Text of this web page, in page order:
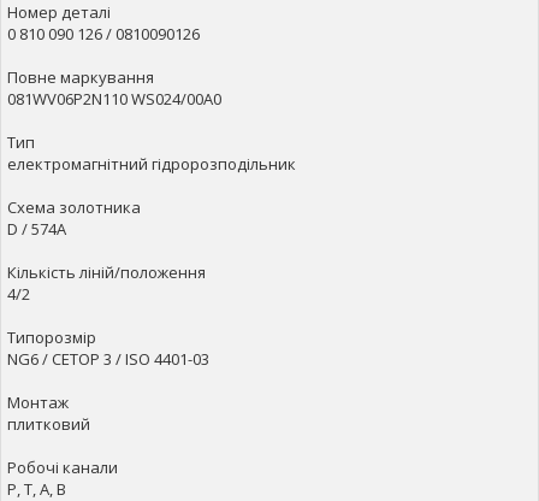
Номер деталі
0 810 090 126 / 0810090126
Повне маркування
081WV06P2N110 WS024/00A0
Тип
електромагнітний гідророзподільник
Схема золотника
D / 574A
Кількість ліній/положення
4/2
Типорозмір
NG6 / CETOP 3 / ISO 4401-03
Монтаж
плитковий
Робочі канали
P, T, A, B